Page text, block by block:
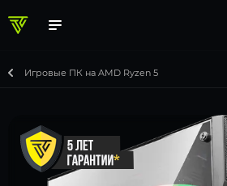
Игровые ПК на AMD Ryzen 5